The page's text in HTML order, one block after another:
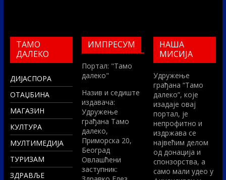
ТАМО
ДАЛЕКО
ДИЈАСПОРА
ОТАЏБИНА
МАГАЗИН
КУЛТУРА
МУЛТИМЕДИЈА
ТУРИЗАМ
ЗДРАВЉЕ
ИМПРЕСУМ
Портал: "Тамо
далеко"
Назив и седиште
издавача:
Удружење
грађана Тамо
далеко,
Приморска 20,
Београд
Овлашћени
заступник:
НАША
МИСИЈА
Удружење
грађана “Тамо
далеко”, које
изадаје овај
портал, је
непрофитно и
издржава се
највећим делом
од донација и
спонзорства, а
само мали удео у